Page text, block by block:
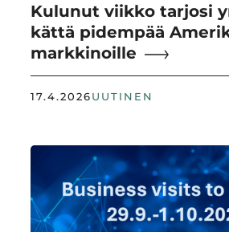
Kulunut viikko tarjosi
kättä pidempää
markkinoille
17.4.2026UUTINEN